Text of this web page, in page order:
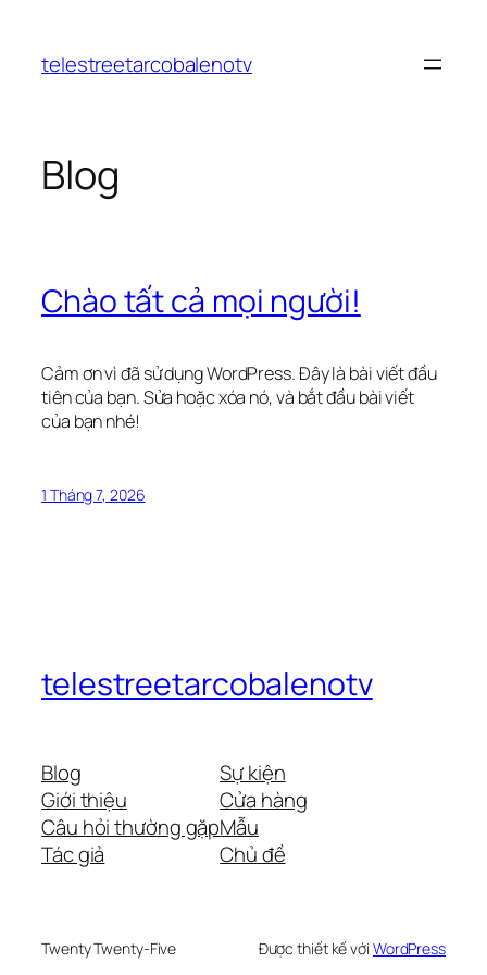
phầntelestreetarcobalenotv
Blog
Chào tất cả mọi người!
Cảm ơn vì đã sử dụng WordPress. Đây là bài viết đầu
tiên của bạn. Sửa hoặc xóa nó, và bắt đầu bài viết
của bạn nhé!
1 Tháng 7, 2026
telestreetarcobalenotv
Blog
Giới thiệu
Câu hỏi thường gặp
Tác giả
Sự kiện
Cửa hàng
Mẫu
Chủ đề
Twenty Twenty-Five Được thiết kế với WordPress